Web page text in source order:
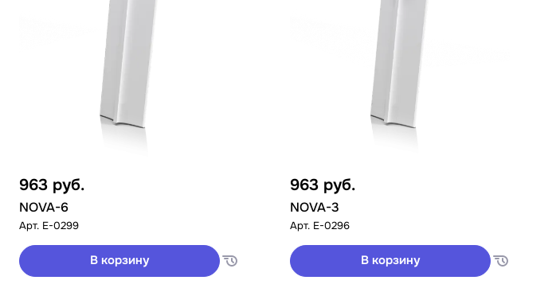
963 руб.
NOVA-6
Арт. E-0299
В корзину
963 руб.
NOVA-3
Арт. E-0296
В корзину